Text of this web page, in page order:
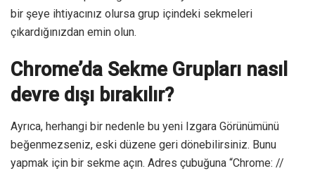
bir şeye ihtiyacınız olursa grup içindeki sekmeleri
çıkardığınızdan emin olun.
Chrome’da Sekme Grupları nasıl
devre dışı bırakılır?
Ayrıca, herhangi bir nedenle bu yeni Izgara Görünümünü
beğenmezseniz, eski düzene geri dönebilirsiniz. Bunu
yapmak için bir sekme açın. Adres çubuğuna “Chrome: //